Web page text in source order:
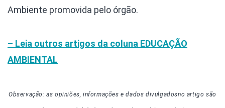
Ambiente promovida pelo órgão.
– Leia outros artigos da coluna EDUCAÇÃO
AMBIENTAL
Observação: as opiniões, informações e dados divulgadosno artigosão